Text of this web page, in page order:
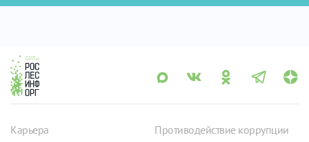
Карьера
Противодействие коррупции